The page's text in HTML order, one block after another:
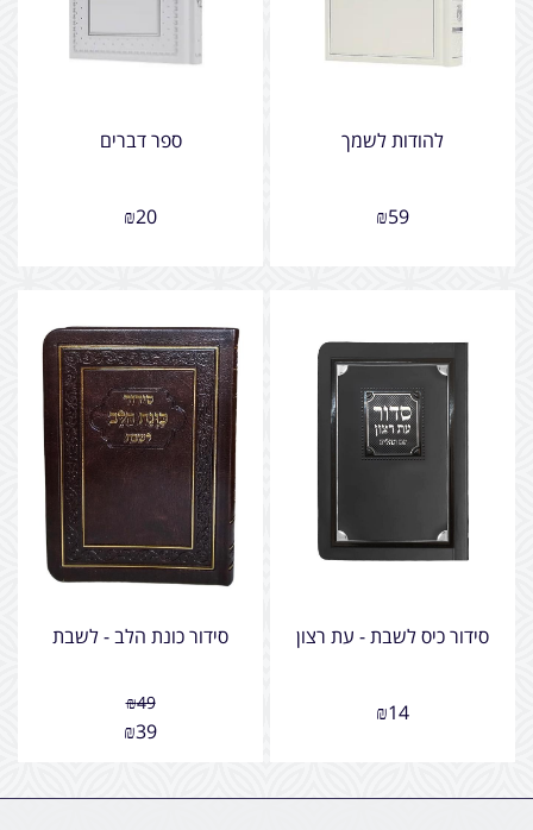
להודות לשמך
₪59
ספר דברים
₪20
סידור כיס לשבת - עת רצון
₪14
סידור כונת הלב - לשבת
₪49
₪39